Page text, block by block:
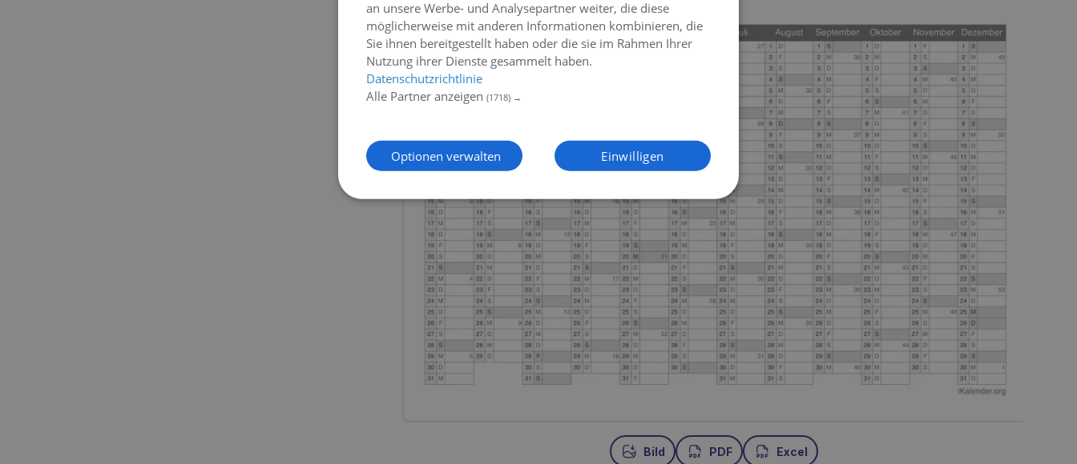
Bild PDF Excel
an unsere Werbe- und Analysepartner weiter, die diese
möglicherweise mit anderen Informationen kombinieren, die
Sie ihnen bereitgestellt haben oder die sie im Rahmen Ihrer
Nutzung ihrer Dienste gesammelt haben.
Datenschutzrichtlinie
Alle Partner anzeigen (1718) →
Einwilligen
Optionen verwalten